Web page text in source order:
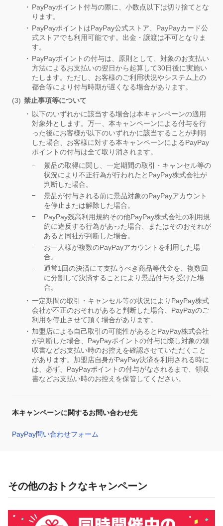
PayPayポイント付与の際に、小数点以下は切り捨てとな
ります。
PayPayポイントはPayPay公式ストア、PayPayカード公
式ストアでも利用可能です。出金・譲渡は不可となりま
す。
PayPayポイントの付与は、原則として、対象のお支払い
方法によるお支払いの翌日から起算して30日後に実施い
たします。ただし、お客様のご利用状況やシステム上の
都合等により付与時期が遅くなる場合があります。
禁止事項等について
以下のいずれかに該当する場合は本キャンペーンの適用
対象外とします。万一、本キャンペーンによる付与を行
った後にお客様が以下のいずれかに該当することが判明
した場合、お客様に対する本キャンペーンによるPayPay
ポイントの付与は全て取り消されます。
景品の取得に関し、一定期間の取引・キャンセル等の
状況により不正行為が行われたとPayPay株式会社が
判断した場合。
景品が付与される前に景品対象のPayPayアカウント
を停止または解除した場合。
PayPay残高利用規約その他PayPay株式会社の利用規
約に違反する行為があった場合、またはそのおそれが
あると同社が判断した場合。
お一人様が複数のPayPayアカウントを利用した場
合。
通常1回の決済にて支払うべき商品等代金を、複数回
に分割して決済することにより景品付与を受けた場
合。
一定期間の取引・キャンセル等の状況によりPayPay株式
会社が不正のおそれがあると判断した場合、PayPayのご
利用を停止させて頂く場合があります。
加盟店による自己取引の可能性があるとPayPay株式会社
が判断した場合、PayPayポイントの付与に際し対象の領
収書などお支払い時のお控えを確認させていただくこと
があります。加盟店自身がPayPay決済を利用される時に
は、必ず、PayPayポイントの付与がなされるまで、領収
書などお支払い時のお控えを保管してください。
本キャンペーンに関するお問い合わせ先
PayPay問い合わせフォーム
その他のおトクなキャンペーン